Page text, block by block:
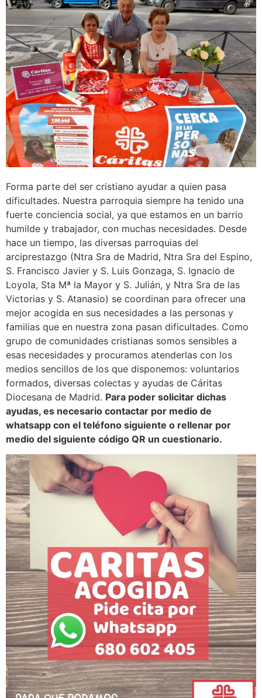
Forma parte del ser cristiano ayudar a quien pasa
dificultades. Nuestra parroquia siempre ha tenido una
fuerte conciencia social, ya que estamos en un barrio
humilde y trabajador, con muchas necesidades. Desde
hace un tiempo, las diversas parroquias del
arciprestazgo (Ntra Sra de Madrid, Ntra Sra del Espino,
S. Francisco Javier y S. Luis Gonzaga, S. Ignacio de
Loyola, Sta Mª la Mayor y S. Julián, y Ntra Sra de las
Victorias y S. Atanasio) se coordinan para ofrecer una
mejor acogida en sus necesidades a las personas y
familias que en nuestra zona pasan dificultades. Como
grupo de comunidades cristianas somos sensibles a
esas necesidades y procuramos atenderlas con los
medios sencillos de los que disponemos: voluntarios
formados, diversas colectas y ayudas de Cáritas
Diocesana de Madrid. Para poder solicitar dichas
ayudas, es necesario contactar por medio de
whatsapp con el teléfono siguiente o rellenar por
medio del siguiente código QR un cuestionario.